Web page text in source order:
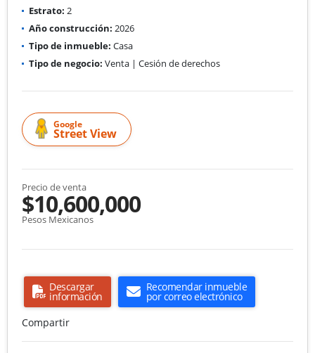
Estrato: 2
Año construcción: 2026
Tipo de inmueble: Casa
Tipo de negocio: Venta | Cesión de derechos
Google
Street View
Precio de venta
$10,600,000
Pesos Mexicanos
Descargar
información
Recomendar inmueble
por correo electrónico
Compartir